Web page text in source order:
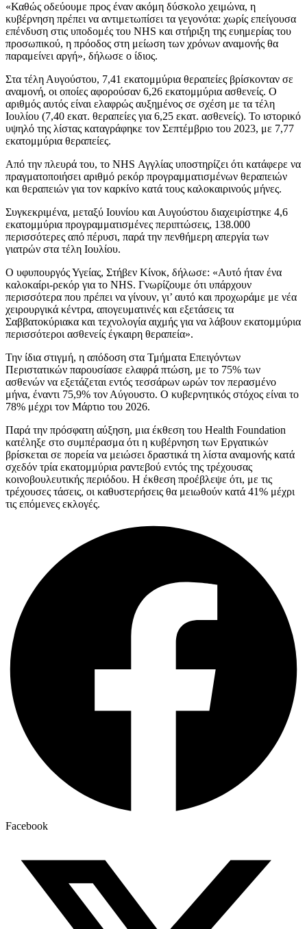
«Καθώς οδεύουμε προς έναν ακόμη δύσκολο χειμώνα, η
κυβέρνηση πρέπει να αντιμετωπίσει τα γεγονότα: χωρίς επείγουσα
επένδυση στις υποδομές του NHS και στήριξη της ευημερίας του
προσωπικού, η πρόοδος στη μείωση των χρόνων αναμονής θα
παραμείνει αργή», δήλωσε ο ίδιος.
Στα τέλη Αυγούστου, 7,41 εκατομμύρια θεραπείες βρίσκονταν σε
αναμονή, οι οποίες αφορούσαν 6,26 εκατομμύρια ασθενείς. Ο
αριθμός αυτός είναι ελαφρώς αυξημένος σε σχέση με τα τέλη
Ιουλίου (7,40 εκατ. θεραπείες για 6,25 εκατ. ασθενείς). Το ιστορικό
υψηλό της λίστας καταγράφηκε τον Σεπτέμβριο του 2023, με 7,77
εκατομμύρια θεραπείες.
Από την πλευρά του, το NHS Αγγλίας υποστηρίζει ότι κατάφερε να
πραγματοποιήσει αριθμό ρεκόρ προγραμματισμένων θεραπειών
και θεραπειών για τον καρκίνο κατά τους καλοκαιρινούς μήνες.
Συγκεκριμένα, μεταξύ Ιουνίου και Αυγούστου διαχειρίστηκε 4,6
εκατομμύρια προγραμματισμένες περιπτώσεις, 138.000
περισσότερες από πέρυσι, παρά την πενθήμερη απεργία των
γιατρών στα τέλη Ιουλίου.
Ο υφυπουργός Υγείας, Στήβεν Κίνοκ, δήλωσε: «Αυτό ήταν ένα
καλοκαίρι-ρεκόρ για το NHS. Γνωρίζουμε ότι υπάρχουν
περισσότερα που πρέπει να γίνουν, γι’ αυτό και προχωράμε με νέα
χειρουργικά κέντρα, απογευματινές και εξετάσεις τα
Σαββατοκύριακα και τεχνολογία αιχμής για να λάβουν εκατομμύρια
περισσότεροι ασθενείς έγκαιρη θεραπεία».
Την ίδια στιγμή, η απόδοση στα Τμήματα Επειγόντων
Περιστατικών παρουσίασε ελαφρά πτώση, με το 75% των
ασθενών να εξετάζεται εντός τεσσάρων ωρών τον περασμένο
μήνα, έναντι 75,9% τον Αύγουστο. Ο κυβερνητικός στόχος είναι το
78% μέχρι τον Μάρτιο του 2026.
Παρά την πρόσφατη αύξηση, μια έκθεση του Health Foundation
κατέληξε στο συμπέρασμα ότι η κυβέρνηση των Εργατικών
βρίσκεται σε πορεία να μειώσει δραστικά τη λίστα αναμονής κατά
σχεδόν τρία εκατομμύρια ραντεβού εντός της τρέχουσας
κοινοβουλευτικής περιόδου. Η έκθεση προέβλεψε ότι, με τις
τρέχουσες τάσεις, οι καθυστερήσεις θα μειωθούν κατά 41% μέχρι
τις επόμενες εκλογές.
Facebook